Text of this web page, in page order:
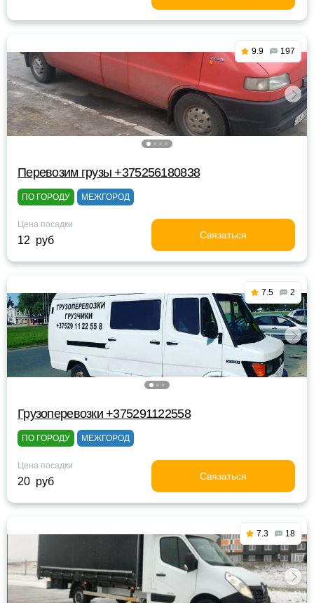
9.9 197
Перевозим грузы +375256180838
ПО ГОРОДУ МЕЖГОРОД
Цена посадки
12 руб Связаться
7.5 2
Грузоперевозки +375291122558
ПО ГОРОДУ МЕЖГОРОД
Цена посадки
20 руб Связаться
7.3 18